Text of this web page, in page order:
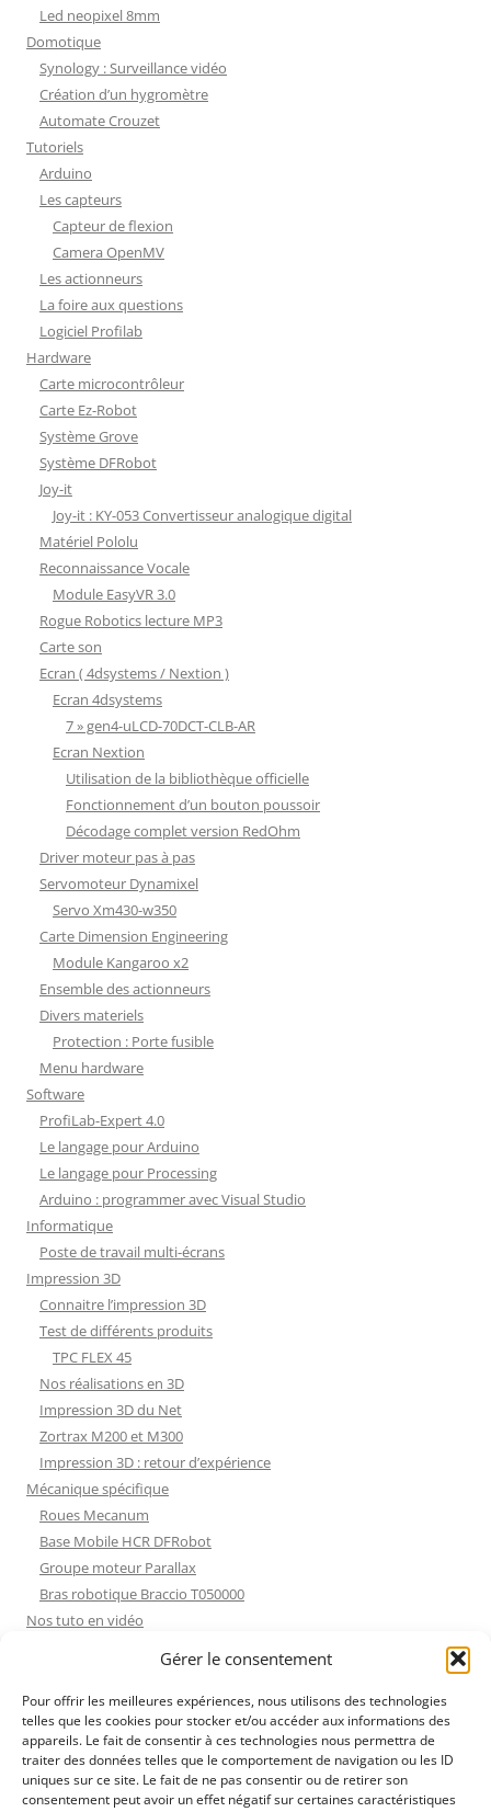
Gérer le consentement
Pour offrir les meilleures expériences, nous utilisons des technologies
telles que les cookies pour stocker et/ou accéder aux informations des
appareils. Le fait de consentir à ces technologies nous permettra de
traiter des données telles que le comportement de navigation ou les ID
uniques sur ce site. Le fait de ne pas consentir ou de retirer son
consentement peut avoir un effet négatif sur certaines caractéristiques
Led neopixel 8mm
Domotique
Synology : Surveillance vidéo
Création d’un hygromètre
Automate Crouzet
Tutoriels
Arduino
Les capteurs
Capteur de flexion
Camera OpenMV
Les actionneurs
La foire aux questions
Logiciel Profilab
Hardware
Carte microcontrôleur
Carte Ez-Robot
Système Grove
Système DFRobot
Joy-it
Joy-it : KY-053 Convertisseur analogique digital
Matériel Pololu
Reconnaissance Vocale
Module EasyVR 3.0
Rogue Robotics lecture MP3
Carte son
Ecran ( 4dsystems / Nextion )
Ecran 4dsystems
7 » gen4-uLCD-70DCT-CLB-AR
Ecran Nextion
Utilisation de la bibliothèque officielle
Fonctionnement d’un bouton poussoir
Décodage complet version RedOhm
Driver moteur pas à pas
Servomoteur Dynamixel
Servo Xm430-w350
Carte Dimension Engineering
Module Kangaroo x2
Ensemble des actionneurs
Divers materiels
Protection : Porte fusible
Menu hardware
Software
ProfiLab-Expert 4.0
Le langage pour Arduino
Le langage pour Processing
Arduino : programmer avec Visual Studio
Informatique
Poste de travail multi-écrans
Impression 3D
Connaitre l’impression 3D
Test de différents produits
TPC FLEX 45
Nos réalisations en 3D
Impression 3D du Net
Zortrax M200 et M300
Impression 3D : retour d’expérience
Mécanique spécifique
Roues Mecanum
Base Mobile HCR DFRobot
Groupe moteur Parallax
Bras robotique Braccio T050000
Nos tuto en vidéo
Les Moteurs Pas à Pas
Projets Processing
Amélioration de l’habitat
Tir sportif
Fichiers dessin